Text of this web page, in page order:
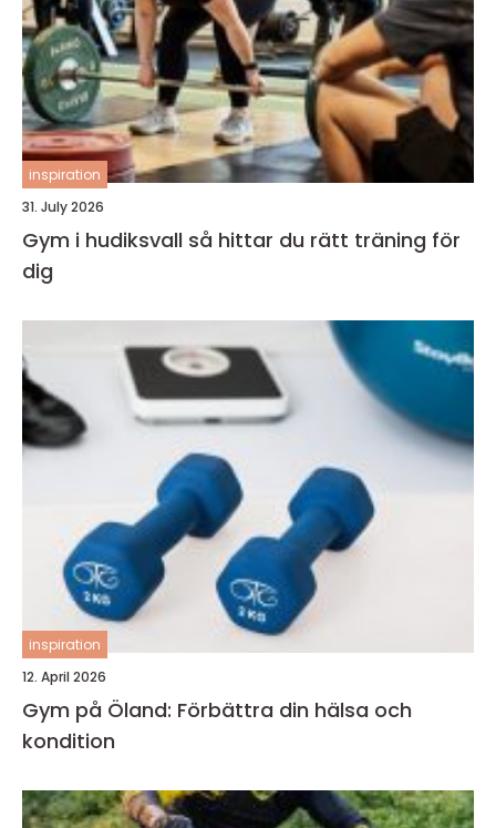
inspiration
31. July 2026
Gym i hudiksvall så hittar du rätt träning för
dig
inspiration
12. April 2026
Gym på Öland: Förbättra din hälsa och
kondition